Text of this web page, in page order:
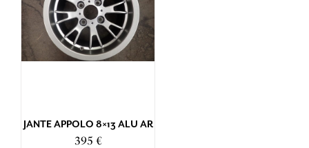
JANTE APPOLO 8×13 ALU AR
395 €